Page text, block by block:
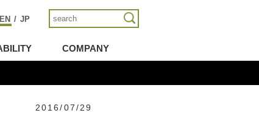
EN / JP
COMPANY
2016/07/29